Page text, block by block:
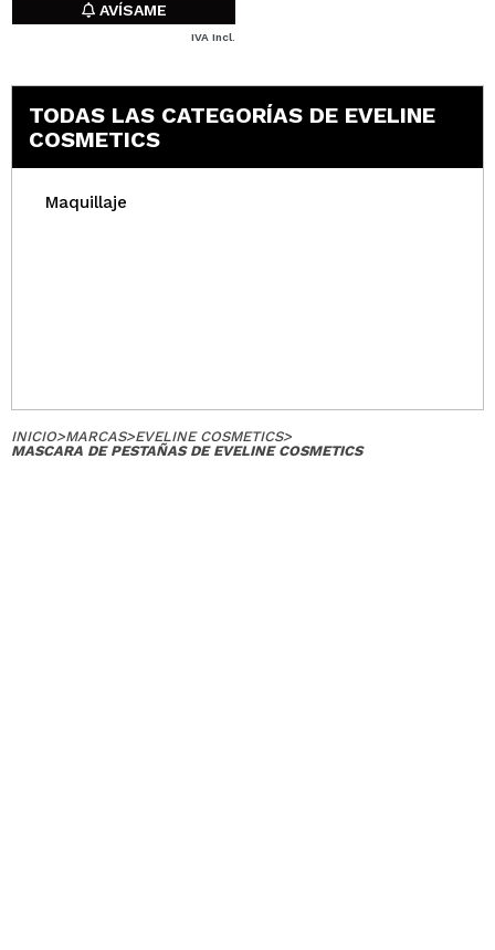
AVÍSAME
IVA Incl.
TODAS LAS CATEGORÍAS DE EVELINE
COSMETICS
Maquillaje
INICIO>MARCAS>EVELINE COSMETICS>
MASCARA DE PESTAÑAS DE EVELINE COSMETICS